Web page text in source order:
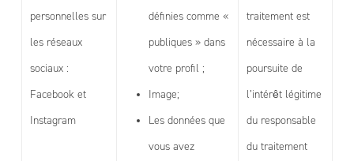
personnelles sur
les réseaux
sociaux :
Facebook et
Instagram
définies comme «
publiques » dans
votre profil ;
Image;
Les données que
vous avez
traitement est
nécessaire à la
poursuite de
l’intérêt légitime
du responsable
du traitement